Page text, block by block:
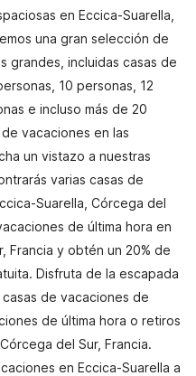
en Eccica-Suarella,
una gran selección de
grandes, incluidas casas de
10 personas, 12
e incluso más de 20
vacaciones en las
un vistazo a nuestras
varias casas de
Suarella, Córcega del
de última hora en
Francia y obtén un 20% de
Disfruta de la escapada
de vacaciones de
de última hora o retiros
del Sur, Francia.
en Eccica-Suarella a